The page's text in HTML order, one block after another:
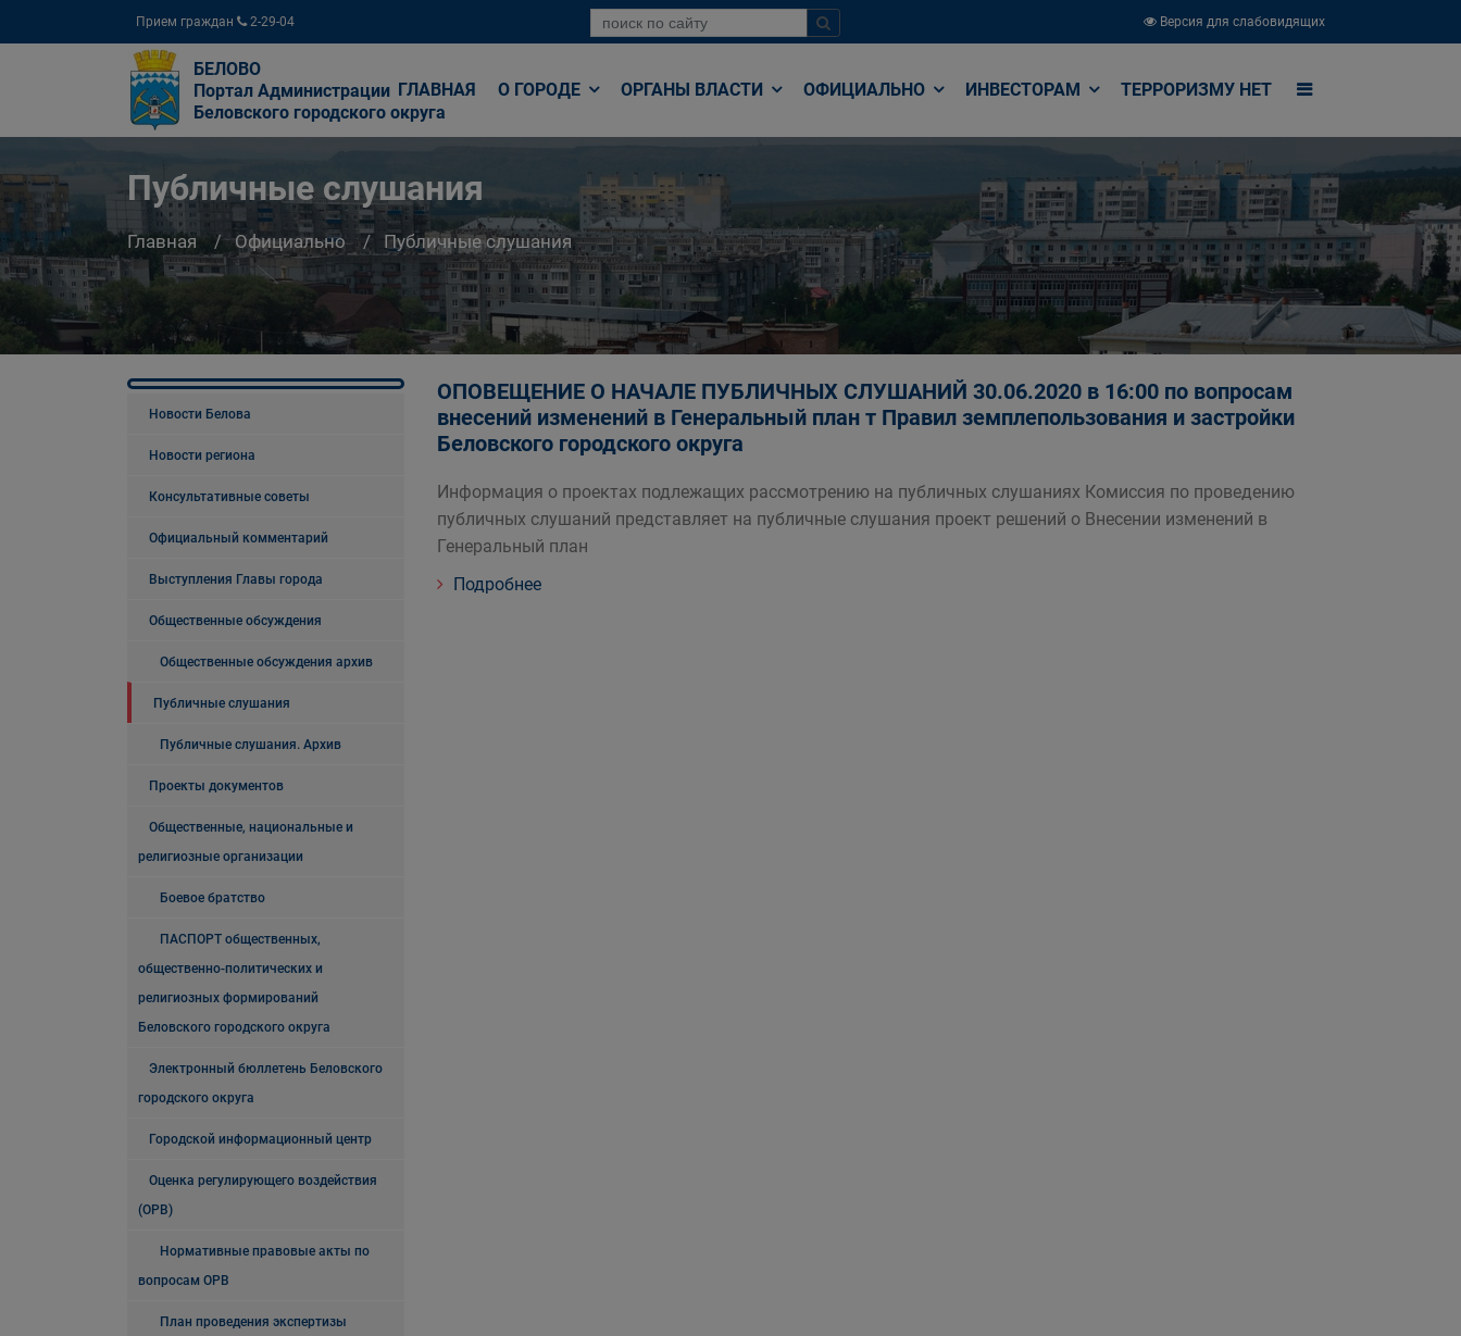
Прием граждан 2-29-04 Версия для слабовидящих
БЕЛОВО
Портал Администрации
Беловского городского округа
ГЛАВНАЯ О ГОРОДЕ ОРГАНЫ ВЛАСТИ ОФИЦИАЛЬНО ИНВЕСТОРАМ ТЕРРОРИЗМУ НЕТ
Публичные слушания
Главная Официально Публичные слушания
Новости Белова
Новости региона
Консультативные советы
Официальный комментарий
Выступления Главы города
Общественные обсуждения
Общественные обсуждения архив
Публичные слушания
Публичные слушания. Архив
Проекты документов
Общественные, национальные и
религиозные организации
Боевое братство
ПАСПОРТ общественных,
общественно-политических и
религиозных формирований
Беловского городского округа
Электронный бюллетень Беловского
городского округа
Городской информационный центр
Оценка регулирующего воздействия
(ОРВ)
Нормативные правовые акты по
вопросам ОРВ
План проведения экспертизы
ОПОВЕЩЕНИЕ О НАЧАЛЕ ПУБЛИЧНЫХ СЛУШАНИЙ 30.06.2020 в 16:00 по вопросам
внесений изменений в Генеральный план т Правил земплепользования и застройки
Беловского городского округа
Информация о проектах подлежащих рассмотрению на публичных слушаниях Комиссия по проведению
публичных слушаний представляет на публичные слушания проект решений о Внесении изменений в
Генеральный план
Подробнее